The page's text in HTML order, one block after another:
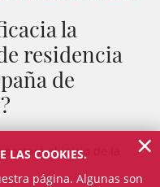
la
residencia
de
el inicio de la
LAS COOKIES.
página. Algunas son
×